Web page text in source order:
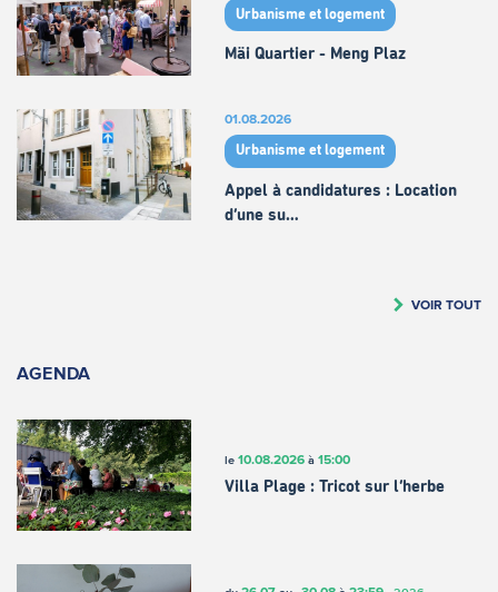
Urbanisme et logement
Mäi Quartier - Meng Plaz
01.08.2026
Urbanisme et logement
Appel à candidatures : Location
d’une su…
VOIR TOUT
AGENDA
le 10.08.2026à 15:00
Villa Plage : Tricot sur l’herbe